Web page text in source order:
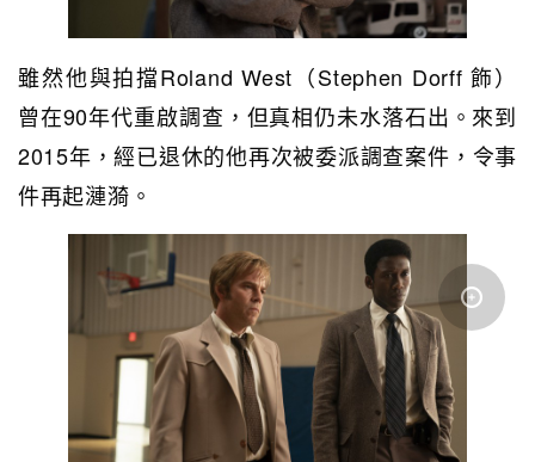
雖然他與拍擋Roland West（Stephen Dorff 飾）
曾在90年代重啟調查，但真相仍未水落石出。來到
2015年，經已退休的他再次被委派調查案件，令事
件再起漣漪。